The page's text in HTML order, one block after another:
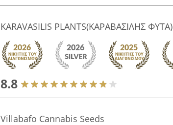
KARAVASILIS PLANTS(ΚΑΡΑΒΑΣΙΛΗΣ ΦΥΤΑ)
8.8
Villabafo Cannabis Seeds